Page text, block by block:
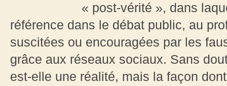
« post-vérité », dans
référence dans le débat public, au
suscitées ou encouragées par les
grâce aux réseaux sociaux. Sans
est-elle une réalité, mais la façon